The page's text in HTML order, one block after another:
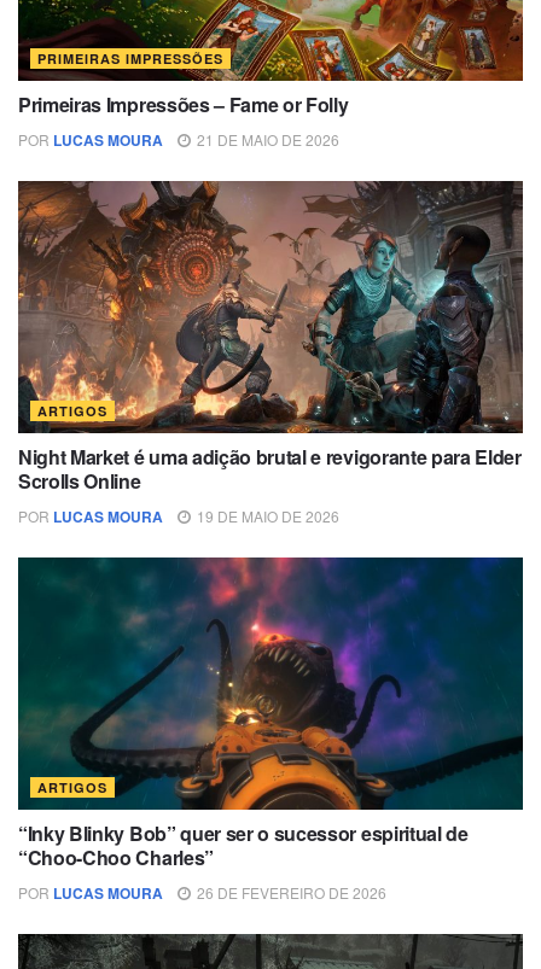
PRIMEIRAS IMPRESSÕES
Primeiras Impressões – Fame or Folly
POR LUCAS MOURA 21 DE MAIO DE 2026
ARTIGOS
Night Market é uma adição brutal e revigorante para Elder
Scrolls Online
POR LUCAS MOURA 19 DE MAIO DE 2026
ARTIGOS
“Inky Blinky Bob” quer ser o sucessor espiritual de
“Choo-Choo Charles”
POR LUCAS MOURA 26 DE FEVEREIRO DE 2026